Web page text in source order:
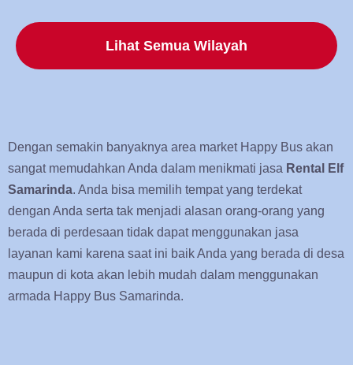
Lihat Semua Wilayah
Dengan semakin banyaknya area market Happy Bus akan
sangat memudahkan Anda dalam menikmati jasa Rental Elf
Samarinda. Anda bisa memilih tempat yang terdekat
dengan Anda serta tak menjadi alasan orang-orang yang
berada di perdesaan tidak dapat menggunakan jasa
layanan kami karena saat ini baik Anda yang berada di desa
maupun di kota akan lebih mudah dalam menggunakan
armada Happy Bus Samarinda.